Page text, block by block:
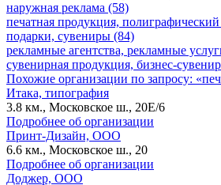
наружная реклама (58)
печатная продукция,
подарки, сувениры (84)
рекламные агентства, рекламные
сувенирная продукция, бизнес-
Похожие организации по запросу:
Итака, типография
3.8 км., Московское ш., 20Е/6
Подробнее об организации
Принт-Дизайн, ООО
6.6 км., Московское ш., 20
Подробнее об организации
Доджер, ООО